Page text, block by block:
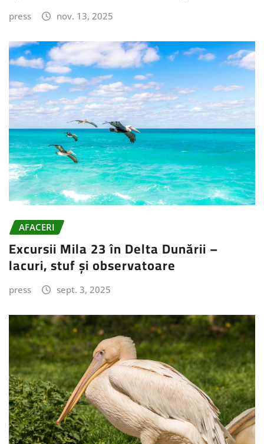
press nov. 13, 2025
AFACERI
Excursii Mila 23 în Delta Dunării –
lacuri, stuf și observatoare
press sept. 3, 2025